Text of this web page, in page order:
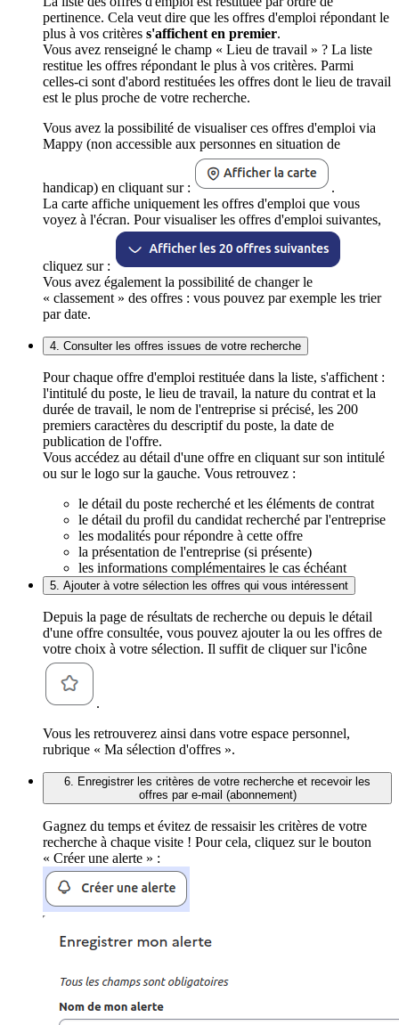
pertinence. Cela veut dire que les offres d'emploi répondant le
plus à vos critères s'affichent en premier.
Vous avez renseigné le champ « Lieu de travail » ? La liste
restitue les offres répondant le plus à vos critères. Parmi
celles-ci sont d'abord restituées les offres dont le lieu de travail
est le plus proche de votre recherche.
Vous avez la possibilité de visualiser ces offres d'emploi via
Mappy (non accessible aux personnes en situation de
handicap) en cliquant sur :
.
La carte affiche uniquement les offres d'emploi que vous
voyez à l'écran. Pour visualiser les offres d'emploi suivantes,
cliquez sur :
Vous avez également la possibilité de changer le
« classement » des offres : vous pouvez par exemple les trier
par date.
4. Consulter les offres issues de votre recherche
Pour chaque offre d'emploi restituée dans la liste, s'affichent :
l'intitulé du poste, le lieu de travail, la nature du contrat et la
durée de travail, le nom de l'entreprise si précisé, les 200
premiers caractères du descriptif du poste, la date de
publication de l'offre.
Vous accédez au détail d'une offre en cliquant sur son intitulé
ou sur le logo sur la gauche. Vous retrouvez :
le détail du poste recherché et les éléments de contrat
le détail du profil du candidat recherché par l'entreprise
les modalités pour répondre à cette offre
la présentation de l'entreprise (si présente)
les informations complémentaires le cas échéant
5. Ajouter à votre sélection les offres qui vous intéressent
Depuis la page de résultats de recherche ou depuis le détail
d'une offre consultée, vous pouvez ajouter la ou les offres de
votre choix à votre sélection. Il suffit de cliquer sur l'icône
.
Vous les retrouverez ainsi dans votre espace personnel,
rubrique « Ma sélection d'offres ».
6. Enregistrer les critères de votre recherche et recevoir les
offres par e-mail (abonnement)
Gagnez du temps et évitez de ressaisir les critères de votre
recherche à chaque visite ! Pour cela, cliquez sur le bouton
« Créer une alerte » :